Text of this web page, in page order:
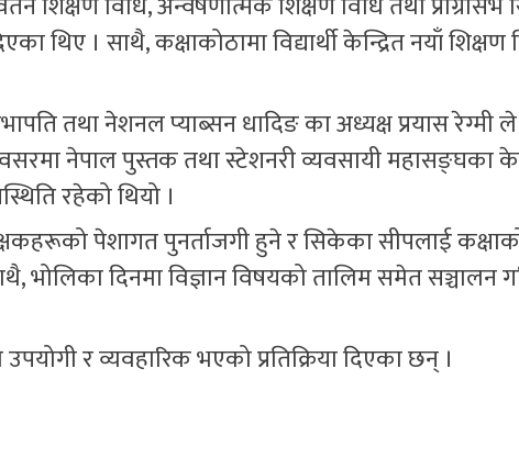
थिए । साथै, कक्षाकोठामा विद्यार्थी केन्द्रित नयाँ शिक्षण
तथा नेशनल प्याब्सन धादिङ का अध्यक्ष प्रयास
नेपाल पुस्तक तथा स्टेशनरी व्यवसायी महासङ्घका
रहेको थियो ।
पेशागत पुनर्ताजगी हुने र सिकेका सीपलाई
भोलिका दिनमा विज्ञान विषयको तालिम समेत सञ्चालन
र व्यवहारिक भएको प्रतिक्रिया दिएका छन् ।